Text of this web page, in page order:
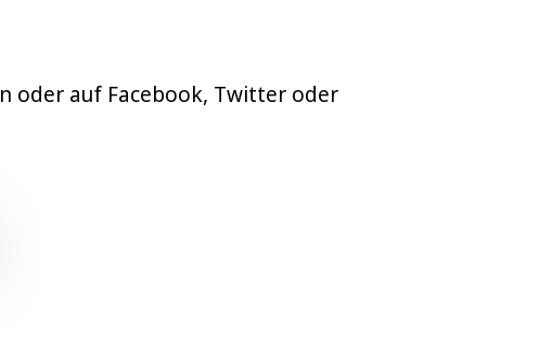
oder auf Facebook, Twitter oder